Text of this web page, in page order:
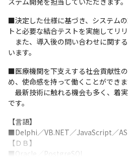
■決定した仕様に基づき、システム
トと必要な結合テストを実施してリリ
また、導入後の問い合わせに関す
います。
■医療機関を下支えする社会貢献性
め、使命感を持って働くことができま
最新技術に触れる機会も多く、着
です。
【言語】
■Delphi／VB.NET／JavaScript／
【ＤＢ】
■Oracle／PostgreSQL